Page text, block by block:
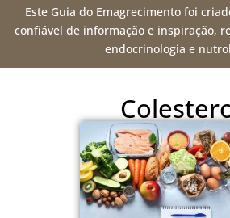
Este Guia do Emagrecimento foi
confiável de informação e inspiração,
endocrinologia e